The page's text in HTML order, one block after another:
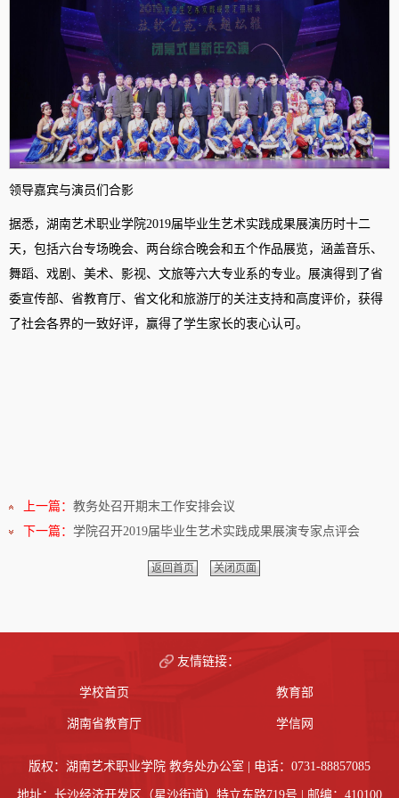
领导嘉宾与演员们合影
据悉，湖南艺术职业学院2019届毕业生艺术实践成果展演历时十二
天，包括六台专场晚会、两台综合晚会和五个作品展览，涵盖音乐、
舞蹈、戏剧、美术、影视、文旅等六大专业系的专业。展演得到了省
委宣传部、省教育厅、省文化和旅游厅的关注支持和高度评价，获得
了社会各界的一致好评，赢得了学生家长的衷心认可。
上一篇： 教务处召开期末工作安排会议
下一篇： 学院召开2019届毕业生艺术实践成果展演专家点评会
返回首页 关闭页面
友情链接：
学校首页 教育部
湖南省教育厅 学信网
版权：湖南艺术职业学院 教务处办公室 | 电话：0731-88857085
地址：长沙经济开发区（星沙街道）特立东路719号 | 邮编：410100